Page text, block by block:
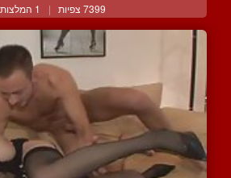
7399 צפיות | 1 המלצות